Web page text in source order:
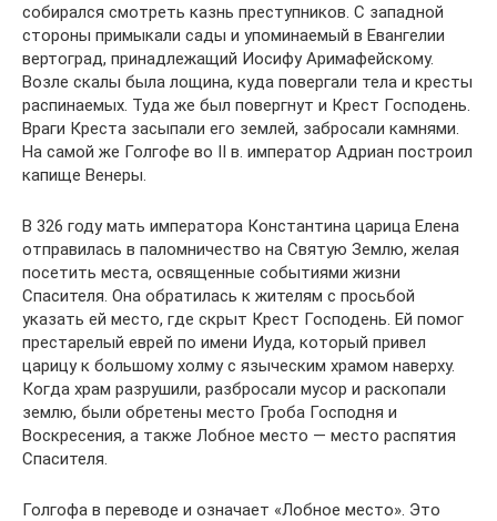
собирался смотреть казнь преступников. С западной
стороны примыкали сады и упоминаемый в Евангелии
вертоград, принадлежащий Иосифу Аримафейскому.
Возле скалы была лощина, куда повергали тела и кресты
распинаемых. Туда же был повергнут и Крест Господень.
Враги Креста засыпали его землей, забросали камнями.
На самой же Голгофе во II в. император Адриан построил
капище Венеры.
В 326 году мать императора Константина царица Елена
отправилась в паломничество на Святую Землю, желая
посетить места, освященные событиями жизни
Спасителя. Она обратилась к жителям с просьбой
указать ей место, где скрыт Крест Господень. Ей помог
престарелый еврей по имени Иуда, который привел
царицу к большому холму с языческим храмом наверху.
Когда храм разрушили, разбросали мусор и раскопали
землю, были обретены место Гроба Господня и
Воскресения, а также Лобное место — место распятия
Спасителя.
Голгофа в переводе и означает «Лобное место». Это